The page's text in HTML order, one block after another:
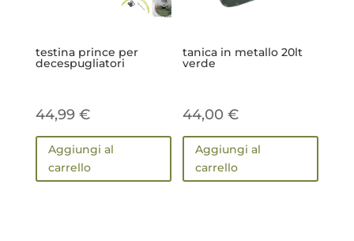
testina prince per
decespugliatori
44,99 €
Aggiungi al
carrello
tanica in metallo 20lt
verde
44,00€
Aggiungi al
carrello